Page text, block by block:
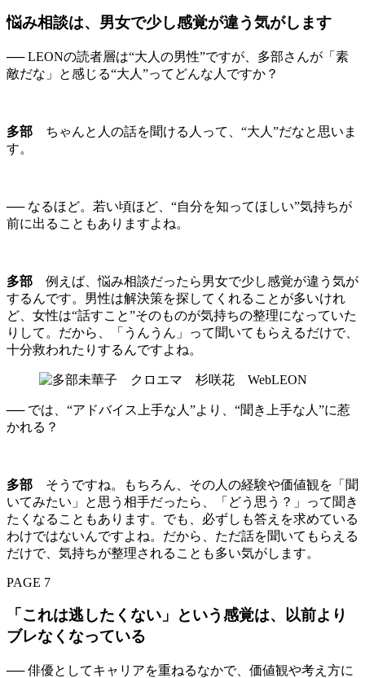
悩み相談は、男女で少し感覚が違う気がします
── LEONの読者層は“大人の男性”ですが、多部さんが「素
敵だな」と感じる“大人”ってどんな人ですか？
多部 ちゃんと人の話を聞ける人って、“大人”だなと思いま
す。
── なるほど。若い頃ほど、“自分を知ってほしい”気持ちが
前に出ることもありますよね。
多部 例えば、悩み相談だったら男女で少し感覚が違う気が
するんです。男性は解決策を探してくれることが多いけれ
ど、女性は“話すこと”そのものが気持ちの整理になっていた
りして。だから、「うんうん」って聞いてもらえるだけで、
十分救われたりするんですよね。
── では、“アドバイス上手な人”より、“聞き上手な人”に惹
かれる？
多部 そうですね。もちろん、その人の経験や価値観を「聞
いてみたい」と思う相手だったら、「どう思う？」って聞き
たくなることもあります。でも、必ずしも答えを求めている
わけではないんですよね。だから、ただ話を聞いてもらえる
だけで、気持ちが整理されることも多い気がします。
PAGE 7
「これは逃したくない」という感覚は、以前より
ブレなくなっている
── 俳優としてキャリアを重ねるなかで、価値観や考え方に